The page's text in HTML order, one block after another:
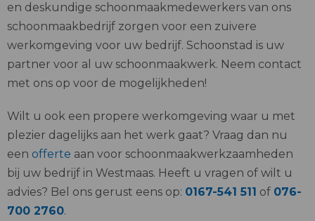
en deskundige schoonmaakmedewerkers van ons
schoonmaakbedrijf zorgen voor een zuivere
werkomgeving voor uw bedrijf. Schoonstad is uw
partner voor al uw schoonmaakwerk. Neem contact
met ons op voor de mogelijkheden!
Wilt u ook een propere werkomgeving waar u met
plezier dagelijks aan het werk gaat? Vraag dan nu
een offerte aan voor schoonmaakwerkzaamheden
bij uw bedrijf in Westmaas. Heeft u vragen of wilt u
advies? Bel ons gerust eens op: 0167-541 511 of 076-
700 2760.